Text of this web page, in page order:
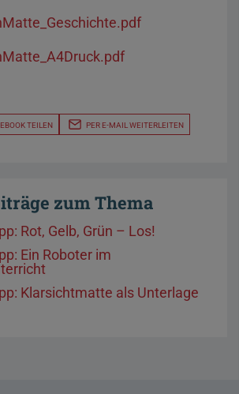
TEILEN PER E-MAIL WEITERLEITEN
zum Thema
Rot, Gelb, Grün – Los!
Ein Roboter im
Klarsichtmatte als Unterlage